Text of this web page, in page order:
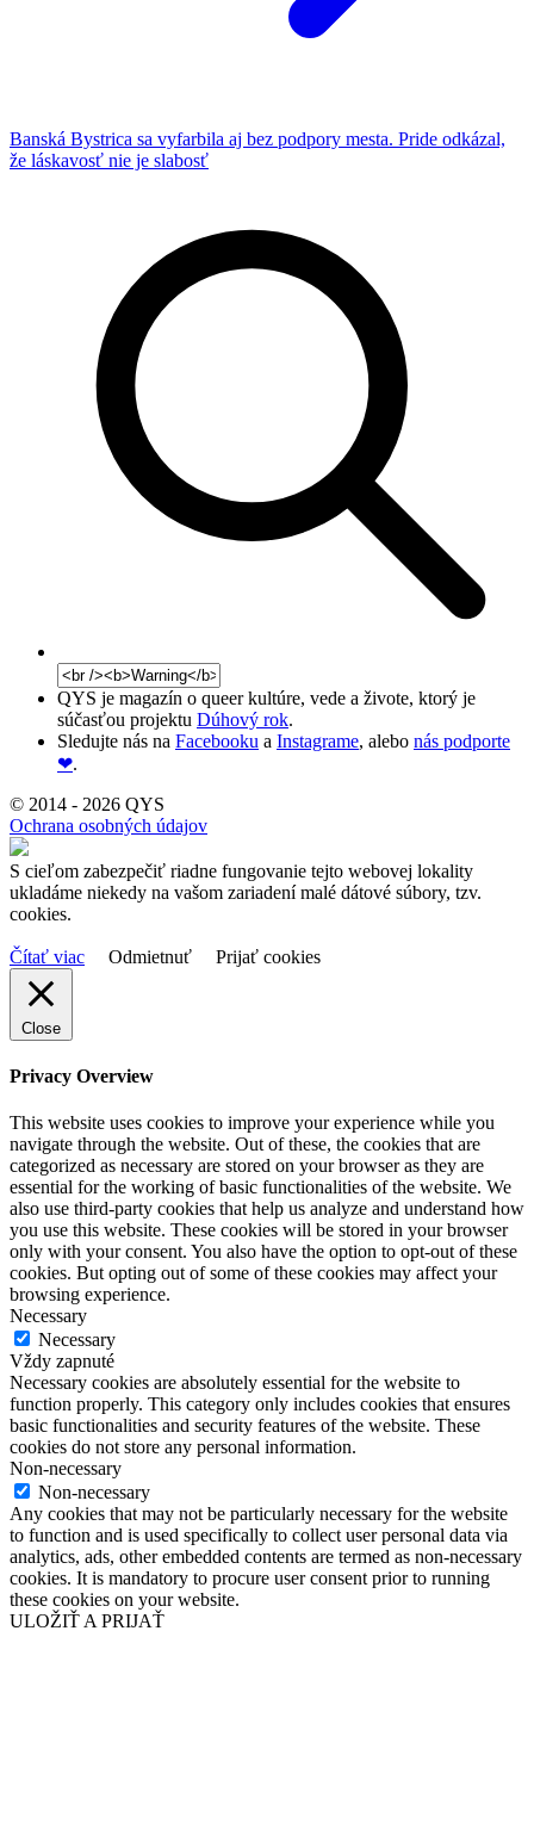
Banská Bystrica sa vyfarbila aj bez podpory mesta. Pride odkázal,
že láskavosť nie je slabosť
QYS je magazín o queer kultúre, vede a živote, ktorý je
súčasťou projektu Dúhový rok.
Sledujte nás na Facebooku a Instagrame, alebo nás podporte
❤.
© 2014 - 2026 QYS
Ochrana osobných údajov
S cieľom zabezpečiť riadne fungovanie tejto webovej lokality
ukladáme niekedy na vašom zariadení malé dátové súbory, tzv.
cookies.
Čítať viac Odmietnuť Prijať cookies
Close
Privacy Overview
This website uses cookies to improve your experience while you
navigate through the website. Out of these, the cookies that are
categorized as necessary are stored on your browser as they are
essential for the working of basic functionalities of the website. We
also use third-party cookies that help us analyze and understand how
you use this website. These cookies will be stored in your browser
only with your consent. You also have the option to opt-out of these
cookies. But opting out of some of these cookies may affect your
browsing experience.
Necessary
Necessary
Vždy zapnuté
Necessary cookies are absolutely essential for the website to
function properly. This category only includes cookies that ensures
basic functionalities and security features of the website. These
cookies do not store any personal information.
Non-necessary
Non-necessary
Any cookies that may not be particularly necessary for the website
to function and is used specifically to collect user personal data via
analytics, ads, other embedded contents are termed as non-necessary
cookies. It is mandatory to procure user consent prior to running
these cookies on your website.
ULOŽIŤ A PRIJAŤ